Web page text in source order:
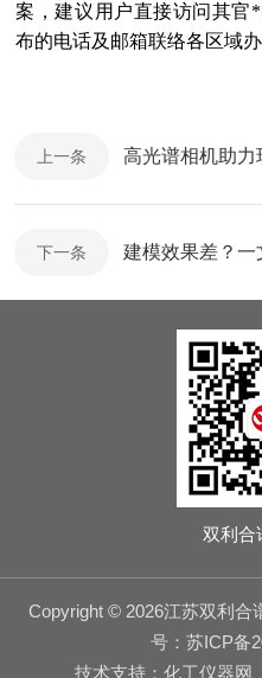
案，建议用户直接访问其官
布的电话及邮箱联络各区域办
上一条
下一条
双利合
Copyright © 2026江苏双利
号：苏ICP备
技术支持： 化工仪器网